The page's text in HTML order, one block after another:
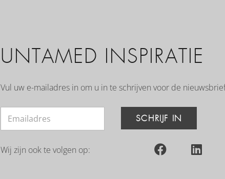
UNTAMED INSPIRATIE
Vul uw e-mailadres in om u in te schrijven voor de
SCHRIJF IN
Wij zijn ook te volgen op: